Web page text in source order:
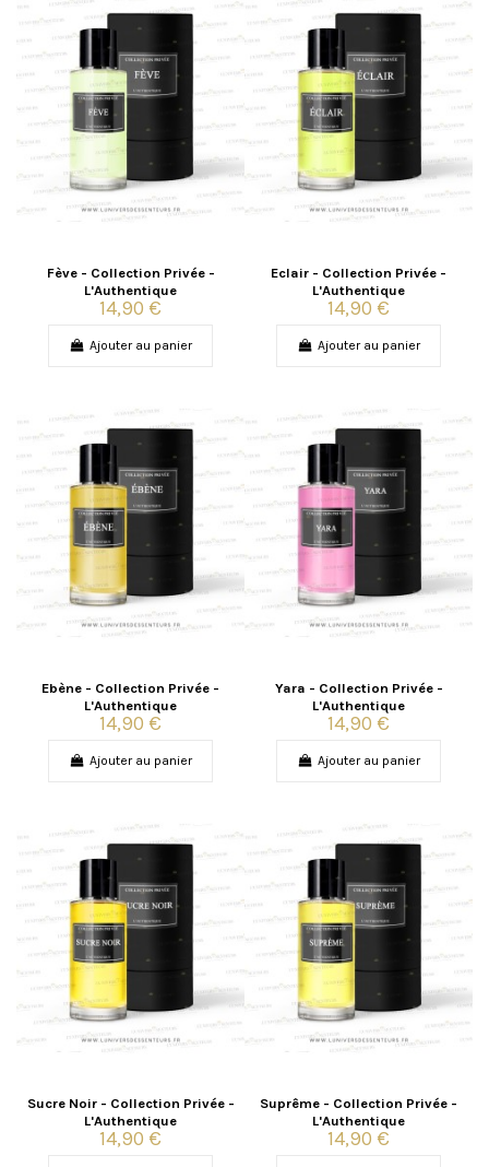
Fève - Collection Privée -
L'Authentique
14,90 €
Ajouter au panier
Eclair - Collection Privée -
L'Authentique
14,90 €
Ajouter au panier
Ebène - Collection Privée -
L'Authentique
14,90 €
Ajouter au panier
Yara - Collection Privée -
L'Authentique
14,90 €
Ajouter au panier
Sucre Noir - Collection Privée -
L'Authentique
14,90 €
Suprême - Collection Privée -
L'Authentique
14,90 €